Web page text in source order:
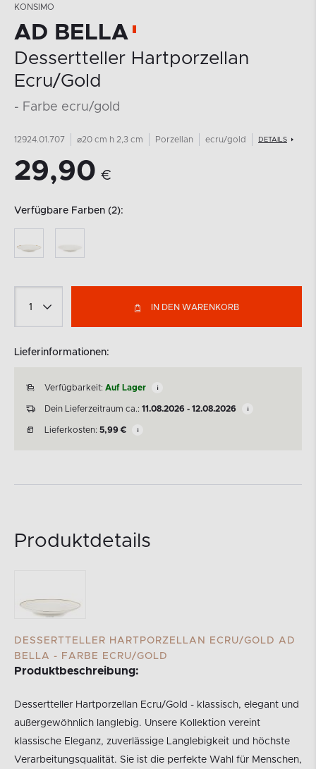
KONSIMO
AD BELLA
Dessertteller Hartporzellan
Ecru/Gold
- Farbe ecru/gold
12924.01.707 ⌀20 cm h 2,3 cm Porzellan ecru/gold DETAILS
29,90 €
Verfügbare Farben (2):
IN DEN WARENKORB
Lieferinformationen:
Verfügbarkeit: Auf Lager
Dein Lieferzeitraum ca.: 11.08.2026 - 12.08.2026
Lieferkosten: 5,99 €
Produktdetails
DESSERTTELLER HARTPORZELLAN ECRU/GOLD AD
BELLA - FARBE ECRU/GOLD
Produktbeschreibung:
Dessertteller Hartporzellan Ecru/Gold - klassisch, elegant und
außergewöhnlich langlebig. Unsere Kollektion vereint
klassische Eleganz, zuverlässige Langlebigkeit und höchste
Verarbeitungsqualität. Sie ist die perfekte Wahl für Menschen,